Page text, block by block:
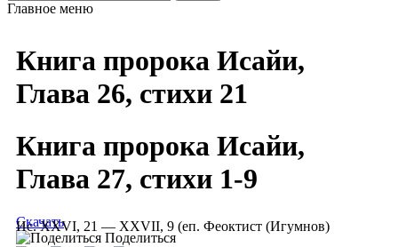
Главное меню
Книга пророка Исайи,
Глава 26, стихи 21
Книга пророка Исайи,
Глава 27, стихи 1-9
Ис. XXVI, 21 — XXVII, 9 (еп. Феоктист (Игумнов)
Скачать
Поделиться